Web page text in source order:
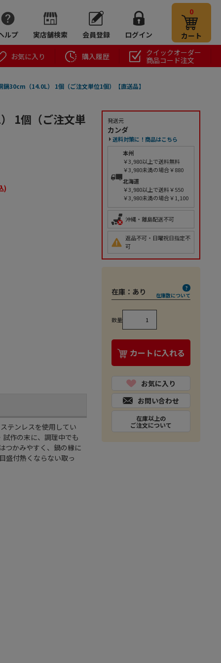
ルプ 実店舗検索 会員登録 ログイン
0
カート
お気に入り 購入履歴
クイックオーダー
商品コード注文
鍋30cm（14.0L） 1個（ご注文単位1個）【直送品】
1個（ご注文単
)
テンレスを使用してい
作の末に、調理中でも
つかみやすく、鍋の縁に
盛付熱くならない取っ
発送元
カンダ
送料対策に！商品はこちら
本州
￥3,980以上で送料無料
￥3,980未満の場合￥880
北海道
￥3,980以上で送料￥550
￥3,980未満の場合￥1,100
沖縄・離島配送不可
返品不可・日曜祝日指定不
可
在庫： あり 在庫数について
数量
カートに入れる
お気に入り
お問い合わせ
在庫以上の
ご注文について